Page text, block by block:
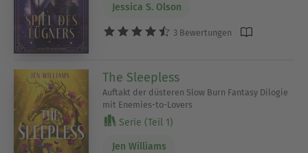
Jessica S. Olson
3 Bewertungen
The Sleepless
Auftakt der düsteren Slow Burn Fantasy Dilogie
mit Enemies-to-Lovers
Serie (Teil 1)
Jen Williams